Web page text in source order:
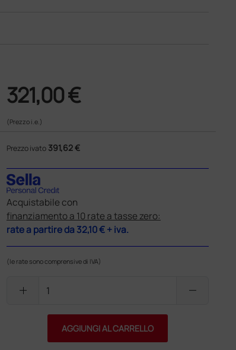
321,00 €
(Prezzo i.e.)
Prezzo ivato 391,62 €
Acquistabile con
finanziamento a 10 rate a tasse zero:
rate a partire da32,10 €+ iva.
(le rate sono comprensive di IVA)
add remove
AGGIUNGI AL CARRELLO